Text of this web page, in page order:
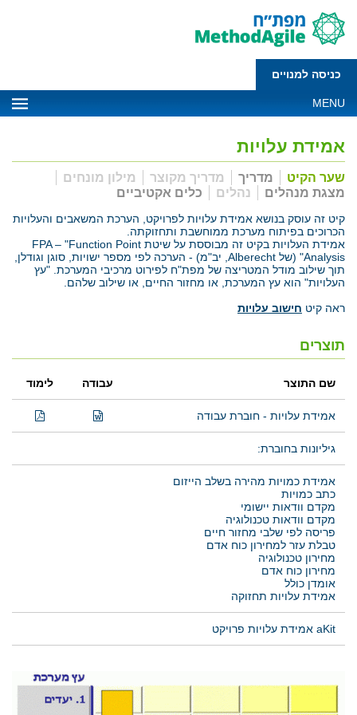
כניסה למנויים
MENU
אמידת עלויות
שער הקיט מדריך מדריך מקוצר
מילון מונחים
מצגת מנהלים
נהלים כלים אקטיביים
קיט זה עוסק בנושא אמידת עלויות לפרויקט, הערכת המשאבים והעלויות
הכרוכים בפיתוח מערכת ממוחשבת ותחזוקתה.
אמידת העלויות בקיט זה מבוססת על שיטת FPA – "Function Point
Analysis" (של Alberecht, יב"מ) - הערכה לפי מספר ישויות, סוגן וגודלן,
תוך שילוב מודל המטריצה של מפת"ח לפירוט מרכיבי המערכת. "עץ
העלויות" הוא עץ המערכת, או מחזור החיים, או שילוב שלהם.
ראה קיט חישוב עלויות
תוצרים
שם התוצר עבודה לימוד
אמידת עלויות - חוברת עבודה
גיליונות בחוברת:
אמידת כמויות מהירה בשלב הייזום
כתב כמויות
מקדם וודאות יישומי
מקדם וודאות טכנולוגיה
פריסה לפי שלבי מחזור חיים
טבלת עזר למחירון כוח אדם
מחירון טכנולוגיה
מחירון כוח אדם
אומדן כולל
אמידת עלויות תחזוקה
aKit אמידת עלויות פרויקט